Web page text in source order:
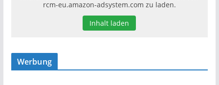
rcm-eu.amazon-adsystem.com zu laden.
Inhalt laden
Werbung